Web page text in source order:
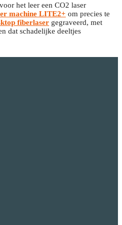
het leer een CO2 laser
machine LITE2+ om precies te
fiberlaser gegraveerd, met
dat schadelijke deeltjes